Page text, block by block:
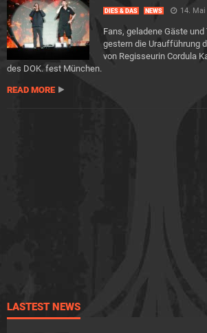
DIES & DAS NEWS 14.
Fans, geladene Gäste
gestern die Uraufführung
von Regisseurin Cordula
des DOK. fest München.
READ MORE
LASTEST NEWS